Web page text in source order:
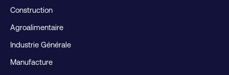
Construction
Agroalimentaire
Industrie Générale
Manufacture